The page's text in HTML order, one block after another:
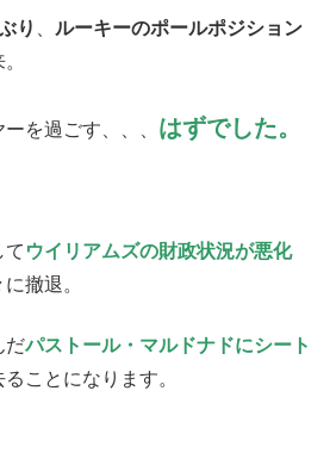
り
ルーキーのポールポジション
を過ごす、、、 はずでした。
て ウイリアムズの財政状況が悪化
撤退。
だパストール・マルドナドにシート
ことになります。